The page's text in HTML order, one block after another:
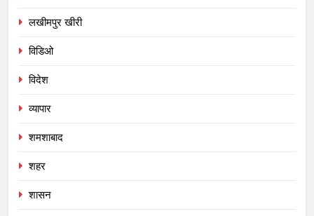
लखीमपुर खीरी
विडिओ
विदेश
व्यापार
शमशाबाद
शहर
शासन